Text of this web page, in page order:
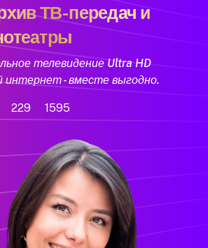
ТВ-передач и
телевидение Ultra HD
интернет - вместе выгодно.
229 1595